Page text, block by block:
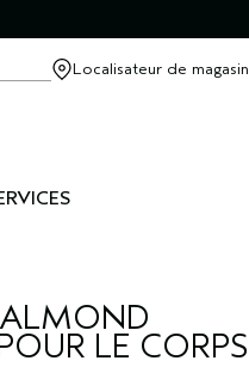
Localisateur de magasin
ALMOND
LE CORPS